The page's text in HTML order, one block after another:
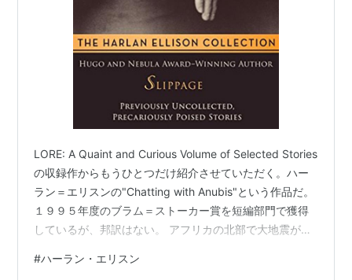
LORE: A Quaint and Curious Volume of Selected Stories
の収録作からもうひとつだけ紹介させていただく。ハー
ラン＝エリスンの"Chatting with Anubis"という作品だ。
１９９５年度のブラム＝ストーカー賞を短編部門で獲得
しているが、邦訳はない。 アフリカの北部で大地震があ
らかになった。ゴビ砂漠でトリケラトプスの化石を発掘
#ハーラン・エリスン